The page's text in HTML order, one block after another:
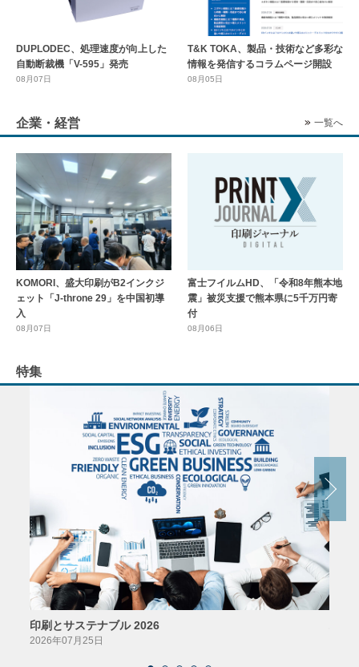
DUPLODEC、処理速度が向上した
自動断裁機「V-595」発売
08月07日
T&K TOKA、製品・技術など多彩な
情報を発信するコラムページ開設
08月05日
企業・経営 一覧へ
KOMORI、盛大印刷がB2インクジ
ェット「J-throne 29」を中国初導
入
08月07日
富士フイルムHD、「令和8年熊本地
震」被災支援で熊本県に5千万円寄
付
08月06日
特集
印刷とサステナブル 2026
2026年07月25日